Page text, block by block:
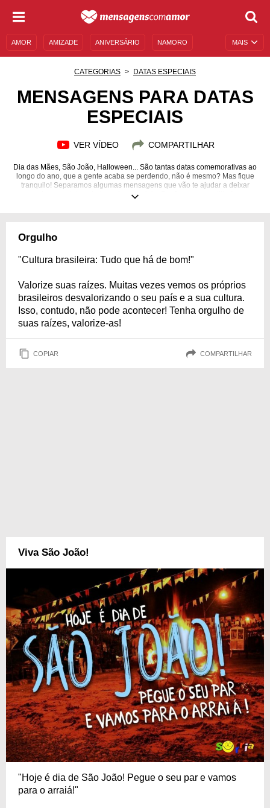
MAIS
AMOR AMIZADE ANIVERSÁRIO NAMORO
MENSAGENS DE ANIVERSÁRIO
CATEGORIAS DATAS ESPECIAIS
MENSAGENS PARA DATAS
ESPECIAIS
VER VÍDEO COMPARTILHAR
Dia das Mães, São João, Halloween... São tantas datas comemorativas ao
longo do ano, que a gente acaba se perdendo, não é mesmo? Mas fique
tranquilo! Separamos algumas mensagens que vão te ajudar a deixar
algumas datas ainda mais especiais. Confira e compartilhe!
Orgulho
"Cultura brasileira: Tudo que há de bom!"
Valorize suas raízes. Muitas vezes vemos os próprios
brasileiros desvalorizando o seu país e a sua cultura.
Isso, contudo, não pode acontecer! Tenha orgulho de
suas raízes, valorize-as!
COPIAR COMPARTILHAR
Viva São João!
"Hoje é dia de São João! Pegue o seu par e vamos
para o arraiá!"